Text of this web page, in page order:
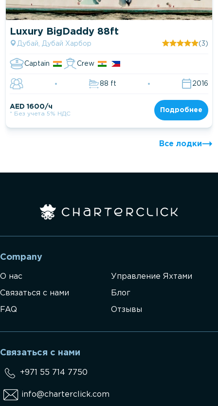
Luxury BigDaddy 88ft
Дубай, Дубай Харбор (3)
Captain Crew
88 ft 2016
AED 1600/ч
* Без учета 5% НДС
Подробнее
Все лодки
Company
О нас Управление Яхтами
Связаться с нами Блог
FAQ Отзывы
Связаться с нами
+971 55 714 7750
info@charterclick.com